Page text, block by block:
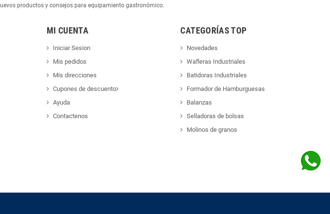
productos y consejos para equipamiento gastronómico.
MI CUENTA
Iniciar Sesion
Mis pedidos
Mis direcciones
Cupones de descuento
Ayuda
Contactenos
CATEGORÍAS TOP
Novedades
Wafleras Industriales
Batidoras Industriales
Formador de Hamburguesas
Balanzas
Selladoras de bolsas
Molinos de granos